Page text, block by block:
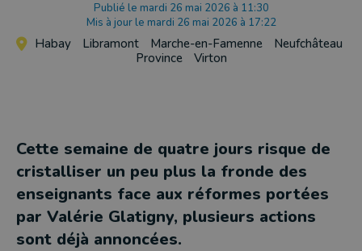
Publié le mardi 26 mai 2026 à 11:30
Mis à jour le mardi 26 mai 2026 à 17:22
Habay Libramont Marche-en-Famenne
Neufchâteau
Province
Virton
Cette semaine de quatre jours risque de
cristalliser un peu plus la fronde des
enseignants face aux réformes portées
par Valérie Glatigny, plusieurs actions
sont déjà annoncées.